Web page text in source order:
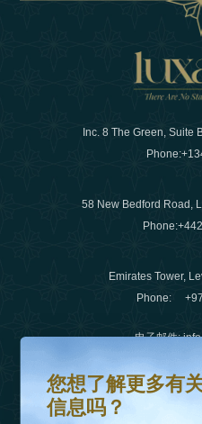
Inc. 8 The Green, Suite
Phone:
58 New Bedford Road,
Phone:
Emirates Tower,
Phone:
电子邮件:
微信没有:
您想了解更多有关最新旅游
订阅我们的时事通讯并保持更
您想了解更多有
信息吗？